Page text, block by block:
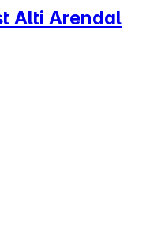
Alti Arendal